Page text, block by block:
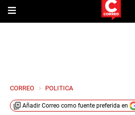
CORREO > POLITICA
Añadir Correo como fuente preferida en